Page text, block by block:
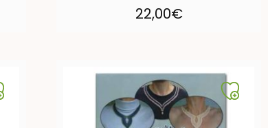
22,00€